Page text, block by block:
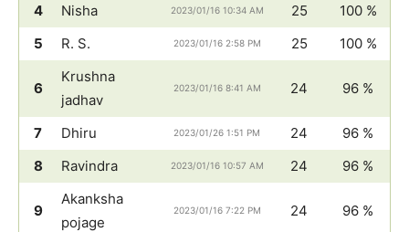
4
Nisha 2023/01/16 10:34 AM 25
100 %
5
R. S. 2023/01/16 2:58 PM 25 100 %
6
Krushna
jadhav
2023/01/16 8:41 AM 24 96 %
7 Dhiru 2023/01/26 1:51 PM 24
96 %
8
Ravindra 2023/01/16 10:57 AM 24 96 %
9
Akanksha
pojage
2023/01/16 7:22 PM 24 96 %